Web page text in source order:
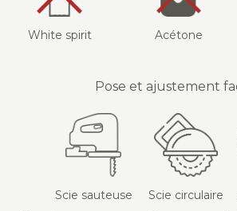
White spirit Acétone
Pose et ajustement
Scie sauteuse Scie circulaire